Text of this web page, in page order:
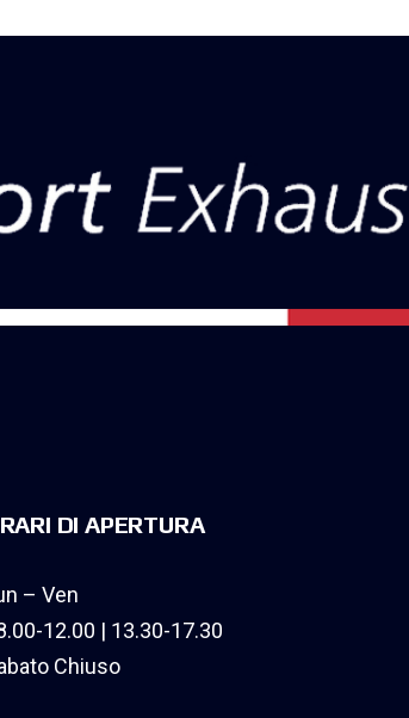
DI APERTURA
– Ven
12.00 | 13.30-17.30
Chiuso